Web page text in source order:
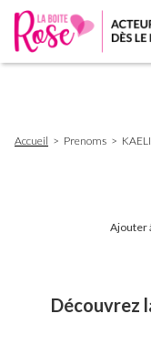
d'Ariane
Accueil Prenoms
Ajouter
Découvrez